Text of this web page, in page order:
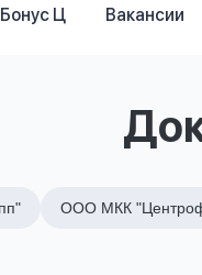
Бонус Ц Вакансии
ООО МКК